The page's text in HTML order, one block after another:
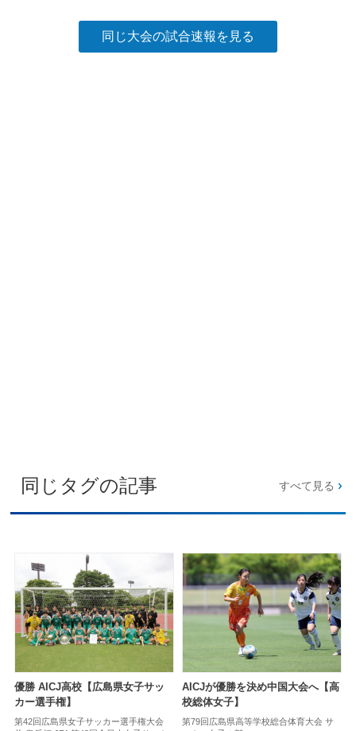
同じ大会の試合速報を見る
同じタグの記事 すべて見る
優勝 AICJ高校【広島県女子サッ
カー選手権】
第42回広島県女子サッカー選手権大会
AICJが優勝を決め中国大会へ【高
校総体女子】
第79回広島県高等学校総合体育大会 サ